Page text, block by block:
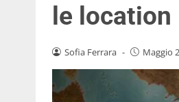
le location
Sofia Ferrara - Maggio